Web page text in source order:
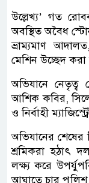
উল্লেখ্য’ গত
অবস্থিত অবৈধ
ভ্রাম্যমাণ
মেশিন উচ্ছেদ করা
অভিযানে নেতৃত্ব
আশিক কবির,
ও নির্বাহী
অভিযানের
শ্রমিকরা হঠাৎ
লক্ষ্য করে
আঘাতে চার